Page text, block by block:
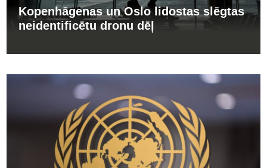
Kopenhāgenas un Oslo lidostas slēgtas
neidentificētu dronu dēļ